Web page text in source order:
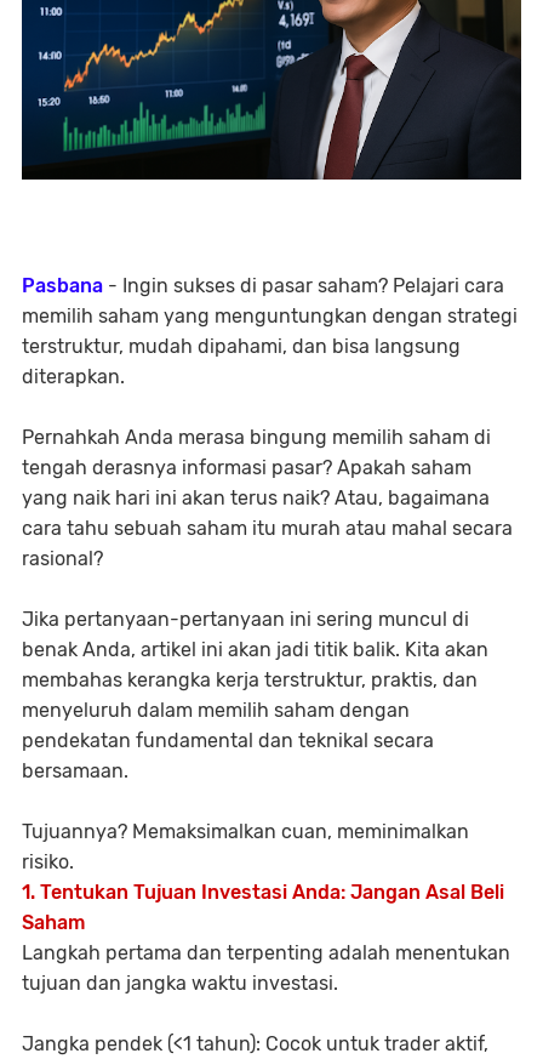
Pasbana - Ingin sukses di pasar saham? Pelajari cara
memilih saham yang menguntungkan dengan strategi
terstruktur, mudah dipahami, dan bisa langsung
diterapkan.
Pernahkah Anda merasa bingung memilih saham di
tengah derasnya informasi pasar? Apakah saham
yang naik hari ini akan terus naik? Atau, bagaimana
cara tahu sebuah saham itu murah atau mahal secara
rasional?
Jika pertanyaan-pertanyaan ini sering muncul di
benak Anda, artikel ini akan jadi titik balik. Kita akan
membahas kerangka kerja terstruktur, praktis, dan
menyeluruh dalam memilih saham dengan
pendekatan fundamental dan teknikal secara
bersamaan.
Tujuannya? Memaksimalkan cuan, meminimalkan
risiko.
1. Tentukan Tujuan Investasi Anda: Jangan Asal Beli
Saham
Langkah pertama dan terpenting adalah menentukan
tujuan dan jangka waktu investasi.
Jangka pendek (<1 tahun): Cocok untuk trader aktif,